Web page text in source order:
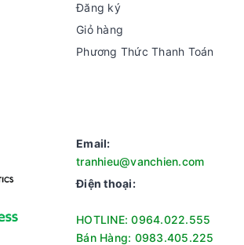
thiện độ tương phản và chuyển động. Phù
Đăng ký
Giỏ hàng
Phương Thức Thanh Toán
Email:
tranhieu@vanchien.com
Điện thoại:
HOTLINE: 0964.022.555
Bán Hàng: 0983.405.225